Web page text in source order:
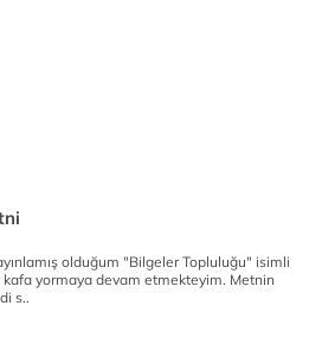
olduğum "Bilgeler Topluluğu" isimli
yormaya devam etmekteyim. Metnin
s..